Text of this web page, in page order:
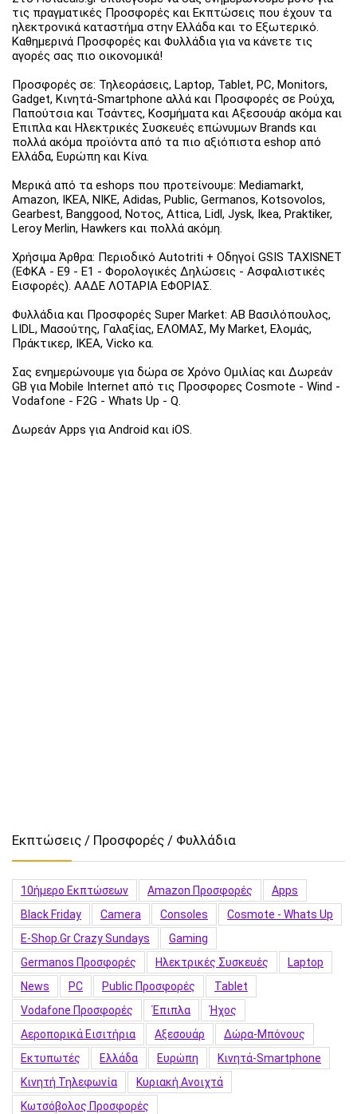
τις πραγματικές Προσφορές και Εκπτώσεις που έχουν τα
ηλεκτρονικά καταστήμα στην Ελλάδα και το Εξωτερικό.
Καθημερινά Προσφορές και Φυλλάδια για να κάνετε τις
αγορές σας πιο οικονομικά!
Προσφορές σε: Τηλεοράσεις, Laptop, Tablet, PC, Monitors,
Gadget, Κινητά-Smartphone αλλά και Προσφορές σε Ρούχα,
Παπούτσια και Τσάντες, Κοσμήματα και Αξεσουάρ ακόμα και
Έπιπλα και Ηλεκτρικές Συσκευές επώνυμων Brands και
πολλά ακόμα προϊόντα από τα πιο αξιόπιστα eshop από
Ελλάδα, Ευρώπη και Κίνα.
Μερικά από τα eshops που προτείνουμε: Mediamarkt,
Amazon, IKEA, NIKE, Adidas, Public, Germanos, Kotsovolos,
Gearbest, Banggood, Νοτος, Attica, Lidl, Jysk, Ikea, Praktiker,
Leroy Merlin, Hawkers και πολλά ακόμη.
Χρήσιμα Άρθρα: Περιοδικό Autotriti + Οδηγοί GSIS TAXISNET
(ΕΦΚΑ - Ε9 - Ε1 - Φορολογικές Δηλώσεις - Ασφαλιστικές
Εισφορές). ΑΑΔΕ ΛΟΤΑΡΙΑ ΕΦΟΡΙΑΣ.
Φυλλάδια και Προσφορές Super Market: ΑΒ Βασιλόπουλος,
LIDL, Μασούτης, Γαλαξίας, ΕΛΟΜΑΣ, My Market, Ελομάς,
Πράκτικερ, ΙΚΕΑ, Vicko κα.
Σας ενημερώνουμε για δώρα σε Χρόνο Ομιλίας και Δωρεάν
GB για Mobile Internet από τις Προσφορες Cosmote - Wind -
Vodafone - F2G - Whats Up - Q.
Δωρεάν Apps για Android και iOS.
Εκπτώσεις / Προσφορές / Φυλλάδια
10ήμερο Εκπτώσεων Amazon Προσφορές
Apps
Black Friday
Camera Consoles
Cosmote - Whats Up
E-Shop.gr Crazy Sundays
Gaming
Germanos Προσφορές
Hλεκτρικές Συσκευές
Laptop
News
PC Public Προσφορές
Tablet
Vodafone Προσφορές
Έπιπλα
Ήχος
Αεροπορικά Εισιτήρια
Αξεσουάρ
Δώρα-Μπόνους
Εκτυπωτές
Ελλάδα Ευρώπη
Κινητά-Smartphone
Κινητή Τηλεφωνία
Κυριακή Ανοιχτά
Κωτσόβολος Προσφορές